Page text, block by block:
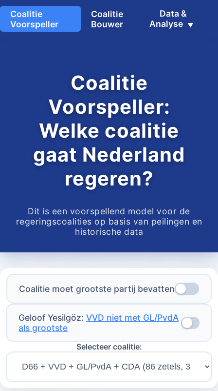
Coalitie
Voorspeller
Coalitie
Bouwer
Data &
Analyse
Coalitie
Voorspeller:
Welke coalitie
gaat Nederland
regeren?
Dit is een voorspellend model voor de
regeringscoalities op basis van peilingen en
historische data
Coalitie moet grootste partij bevatten
Geloof Yesilgöz:VVD niet met GL/PvdA
als grootste
Selecteer coalitie: